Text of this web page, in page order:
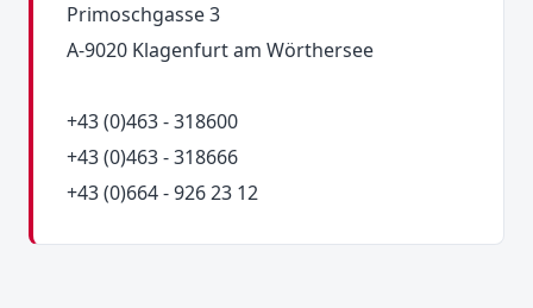
Primoschgasse 3
A-9020 Klagenfurt am Wörthersee
+43 (0)463 - 318600
+43 (0)463 - 318666
+43 (0)664 - 926 23 12